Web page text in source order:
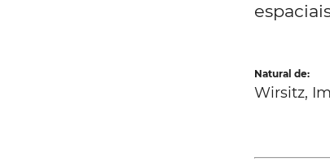
Natural de:
Wirsitz,